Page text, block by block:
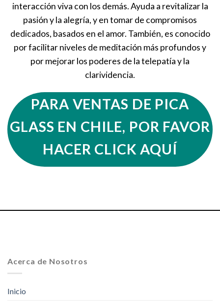
interacción viva con los demás. Ayuda a revitalizar la
pasión y la alegría, y en tomar de compromisos
dedicados, basados en el amor. También, es conocido
por facilitar niveles de meditación más profundos y
por mejorar los poderes de la telepatía y la
clarividencia.
PARA VENTAS DE PICA
GLASS EN CHILE, POR FAVOR
HACER CLICK AQUÍ
Acerca de Nosotros
Inicio